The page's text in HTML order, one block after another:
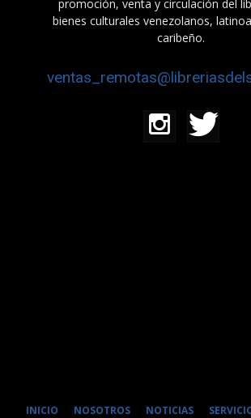
promoción, venta y circulación del
bienes culturales venezolanos,
caribeño.
INICIO NOSOTROS NOTICIAS